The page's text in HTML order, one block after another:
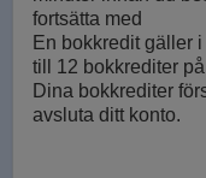
fortsätta med
En bokkredit gäller
till 12 bokkrediter
Dina bokkrediter
avsluta ditt konto.